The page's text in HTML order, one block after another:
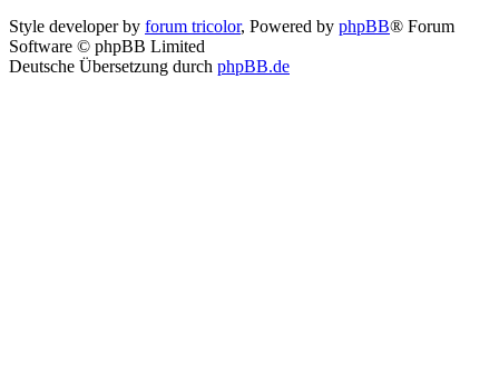
Style developer by forum tricolor, Powered by phpBB® Forum
Software © phpBB Limited
Deutsche Übersetzung durch phpBB.de